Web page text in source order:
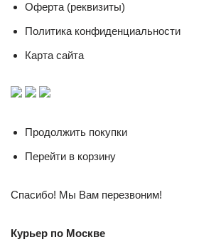
Оферта (реквизиты)
Политика конфиденциальности
Карта сайта
Продолжить покупки
Перейти в корзину
Спасибо! Мы Вам перезвоним!
Курьер по Москве